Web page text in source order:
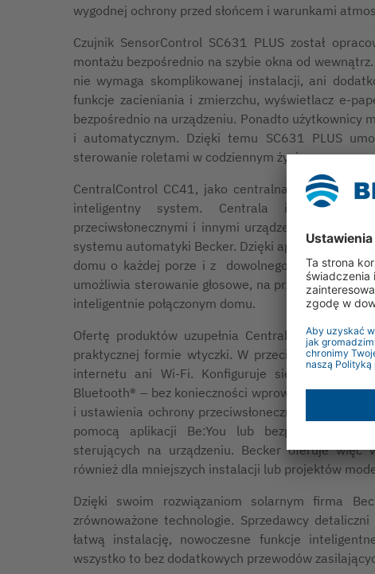
wygodnej ochrony przed słońcem i warunkami
Czujnik SensorControl SC631 PLUS został
montażu bezpośrednio na szybie okna od
nie wymaga skomplikowanej instalacji, ani
funkcje zacieniania i zmierzchu, wyświetlacz e-
bezpośrednio na urządzeniu. Ponadto użytkownicy
i automatycznym. Dzięki temu SC631 PLUS
sterowanie roletami w codziennym życiu.
CentralControl CC41, jako centralna jednostka
inteligentny system. Centrala
przeciwsłonecznymi i innymi urządzeniami za
systemu automatyki Becker. Dzięki aplikacji
domu o każdej porze i z dowolnego miejsca, na
umożliwia sterowanie głosowe, na przykład za
inteligentnie połączonym domu.
Ofertę produktów uzupełnia CentralControl
praktycznej formie wtyczki. W przeciwieństwie do
internetu ani Wi-Fi. Konfiguruje się ją łatwo za
Bluetooth® – bez konieczności wprowadzania
i ustawienia ochrony przeciwsłonecznej działają
pomocą aplikacji Be:You lub bezpośrednio,
sterujących na urządzeniu. Becker oferuje więc
również dla mniejszych instalacji lub projektów
Dzięki swoim rozwiązaniom solarnym firma
zrównoważone technologie. Sprzedawcy
łatwą instalację, nowoczesne funkcje
wszystko to bez dodatkowych przewodów